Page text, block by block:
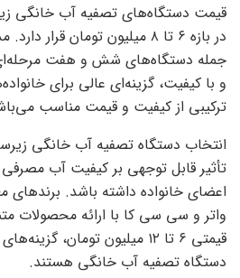
قیمت دستگاه‌های تصفیه آب خانگی
در بازه ۶ تا ۸ میلیون تومان
جمله دستگاه‌های شش و هفت
و با کیفیت، گزینه‌ای عالی برای
ترکیبی از کیفیت و قیمت مناسب
انتخاب دستگاه تصفیه آب خانگی
تأثیر قابل توجهی بر کیفیت آب
اعضای خانواده داشته باشد. برندهای
واتر و سی سی کا با ارائه محصولات
قیمتی ۶ تا ۱۲ میلیون تومان،
دستگاه تصفیه آب خانگی هستند.